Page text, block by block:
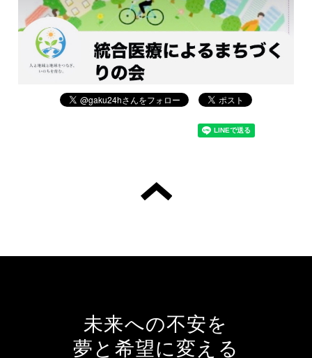
未来への不安を
夢と希望に変える